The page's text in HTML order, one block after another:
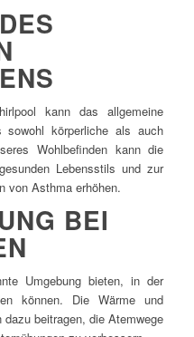
kann das allgemeine
sowohl körperliche als auch
Wohlbefinden kann die
Lebensstils und zur
von Asthma erhöhen.
BEI
Umgebung bieten, in der
können. Die Wärme und
beitragen, die Atemwege